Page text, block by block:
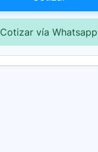
Cotizar vía Whatsapp